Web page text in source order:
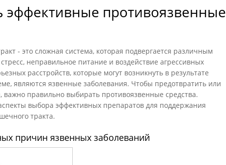
эффективные противоязвенные
- это сложная система, которая подвергается различным
неправильное питание и воздействие агрессивных
расстройств, которые могут возникнуть в результате
являются язвенные заболевания. Чтобы предотвратить или
важно правильно выбирать противоязвенные средства.
выбора эффективных препаратов для поддержания
тракта.
причин язвенных заболеваний